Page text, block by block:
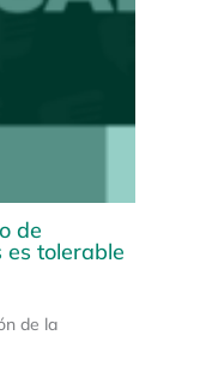
de
tolerable
de la